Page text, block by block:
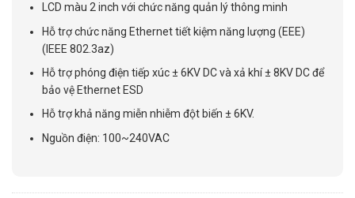
LCD màu 2 inch với chức năng quản lý thông minh
Hỗ trợ chức năng Ethernet tiết kiệm năng lượng (EEE)
(IEEE 802.3az)
Hỗ trợ phóng điện tiếp xúc ± 6KV DC và xả khí ± 8KV DC để
bảo vệ Ethernet ESD
Hỗ trợ khả năng miễn nhiễm đột biến ± 6KV.
Nguồn điện: 100~240VAC